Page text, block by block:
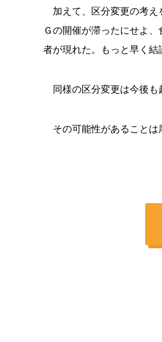
加えて、区分変更の考え
Ｇの開催が滞ったにせよ
者が現れた。もっと早く結
同様の区分変更は今後も
その可能性があることは